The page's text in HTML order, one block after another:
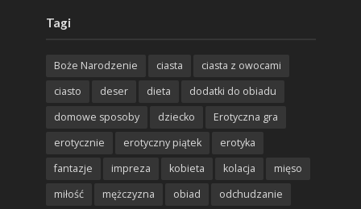
Tagi
Boże Narodzenie ciasta
ciasta z owocami
ciasto
deser dieta
dodatki do obiadu
domowe sposoby
dziecko
Erotyczna gra
erotycznie
erotyczny piątek
erotyka
fantazje
impreza kobieta kolacja
mięso
miłość
mężczyzna obiad
odchudzanie